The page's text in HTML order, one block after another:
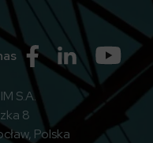
Przejdź do Facebook
Przejdź do
S.A.
8
Polska